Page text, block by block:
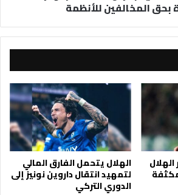
المخالفين للأنظمة
الهلال يتحمل الفارق المالي
لتمهيد انتقال داروين نونيز إلى
الدوري التركي